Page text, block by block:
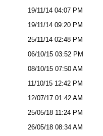
19/11/14 04:07 PM
19/11/14 09:20 PM
25/11/14 02:48 PM
06/10/15 03:52 PM
08/10/15 07:50 AM
11/10/15 12:42 PM
12/07/17 01:42 AM
25/05/18 11:24 PM
26/05/18 08:34 AM